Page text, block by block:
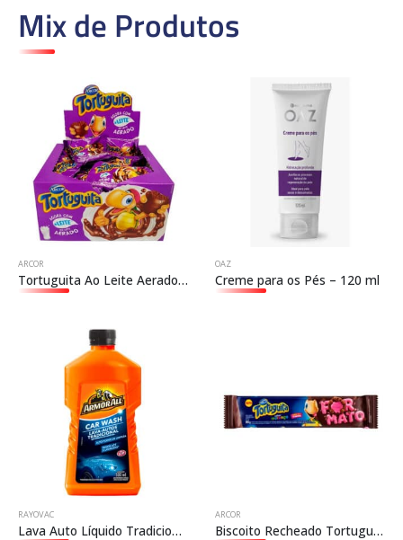
Mix de Produtos
ARCOR
Tortuguita Ao Leite Aerado – Arcor
OAZ
Creme para os Pés – 120 ml
RAYOVAC
Lava Auto Líquido Tradicional Armor All
ARCOR
Biscoito Recheado Tortuguita Formato